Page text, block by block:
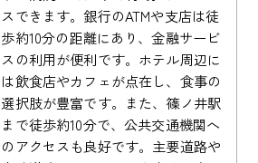
スできます。銀行のATMや支店は徒
歩約10分の距離にあり、金融サービ
スの利用が便利です。ホテル周辺に
は飲食店やカフェが点在し、食事の
選択肢が豊富です。また、篠ノ井駅
まで徒歩約10分で、公共交通機関へ
のアクセスも良好です。主要道路や